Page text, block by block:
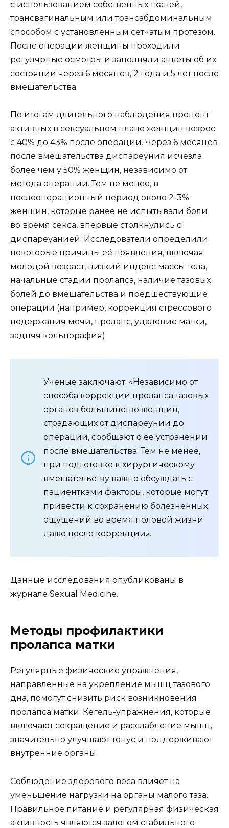
с использованием собственных тканей,
трансвагинальным или трансабдоминальным
способом с установленным сетчатым протезом.
После операции женщины проходили
регулярные осмотры и заполняли анкеты об их
состоянии через 6 месяцев, 2 года и 5 лет после
вмешательства.
По итогам длительного наблюдения процент
активных в сексуальном плане женщин возрос
с 40% до 43% после операции. Через 6 месяцев
после вмешательства диспареуния исчезла
более чем у 50% женщин, независимо от
метода операции. Тем не менее, в
послеоперационный период около 2-3%
женщин, которые ранее не испытывали боли
во время секса, впервые столкнулись с
диспареуанией. Исследователи определили
некоторые причины её появления, включая:
молодой возраст, низкий индекс массы тела,
начальные стадии пролапса, наличие тазовых
болей до вмешательства и предшествующие
операции (например, коррекция стрессового
недержания мочи, пролапс, удаление матки,
задняя кольпорафия).
Ученые заключают: «Независимо от
способа коррекции пролапса тазовых
органов большинство женщин,
страдающих от диспареунии до
операции, сообщают о её устранении
после вмешательства. Тем не менее,
при подготовке к хирургическому
вмешательству важно обсуждать с
пациентками факторы, которые могут
привести к сохранению болезненных
ощущений во время половой жизни
даже после коррекции».
Данные исследования опубликованы в
журнале Sexual Medicine.
Методы профилактики
пролапса матки
Регулярные физические упражнения,
направленные на укрепление мышц тазового
дна, помогут снизить риск возникновения
пролапса матки. Кегель-упражнения, которые
включают сокращение и расслабление мышц,
значительно улучшают тонус и поддерживают
внутренние органы.
Соблюдение здорового веса влияет на
уменьшение нагрузки на органы малого таза.
Правильное питание и регулярная физическая
активность являются залогом стабильного